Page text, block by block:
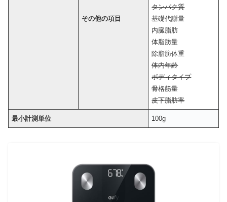
その他の項目
タンパク質
基礎代謝量
内臓脂肪
体脂肪量
除脂肪体重
体内年齢
ボディタイプ
骨格筋量
皮下脂肪率
最小計測単位 100g